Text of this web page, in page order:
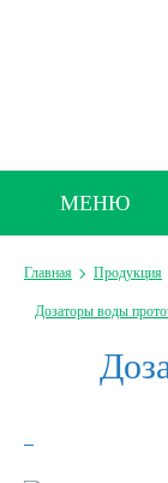
МЕНЮ
Главная Продукция
Дозаторы воды